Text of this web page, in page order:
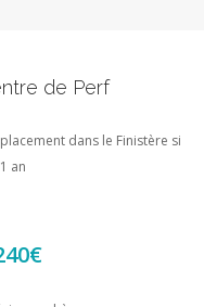
de Perf
dans le Finistère si
an